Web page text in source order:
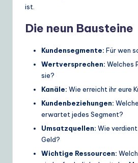
ist.
Die neun Bausteine
Kundensegmente: Für wen
Wertversprechen: Welches
sie?
Kanäle: Wie erreicht ihr eure
Kundenbeziehungen:
erwartet jedes Segment?
Umsatzquellen: Wie
Geld?
Wichtige Ressourcen: